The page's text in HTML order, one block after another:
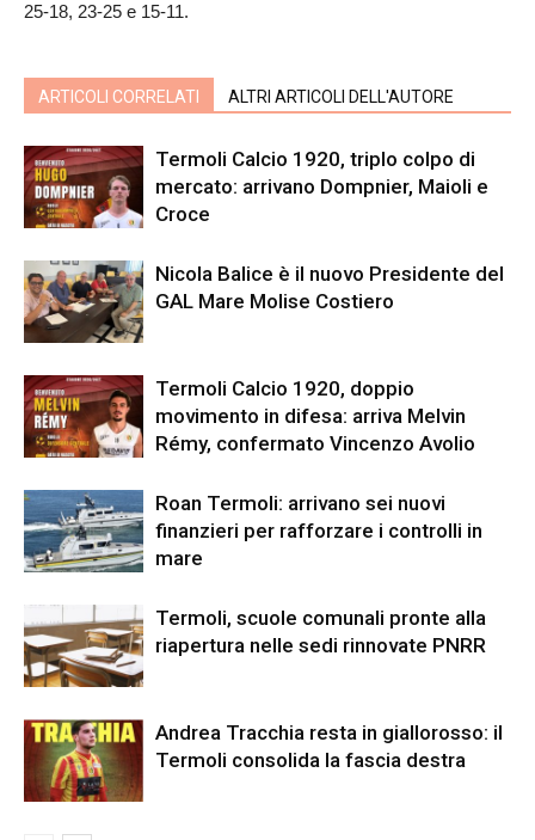
25-18, 23-25 e 15-11.
ARTICOLI CORRELATI ALTRI ARTICOLI DELL'AUTORE
Termoli Calcio 1920, triplo colpo di
mercato: arrivano Dompnier, Maioli e
Croce
Nicola Balice è il nuovo Presidente del
GAL Mare Molise Costiero
Termoli Calcio 1920, doppio
movimento in difesa: arriva Melvin
Rémy, confermato Vincenzo Avolio
Roan Termoli: arrivano sei nuovi
finanzieri per rafforzare i controlli in
mare
Termoli, scuole comunali pronte alla
riapertura nelle sedi rinnovate PNRR
Andrea Tracchia resta in giallorosso: il
Termoli consolida la fascia destra